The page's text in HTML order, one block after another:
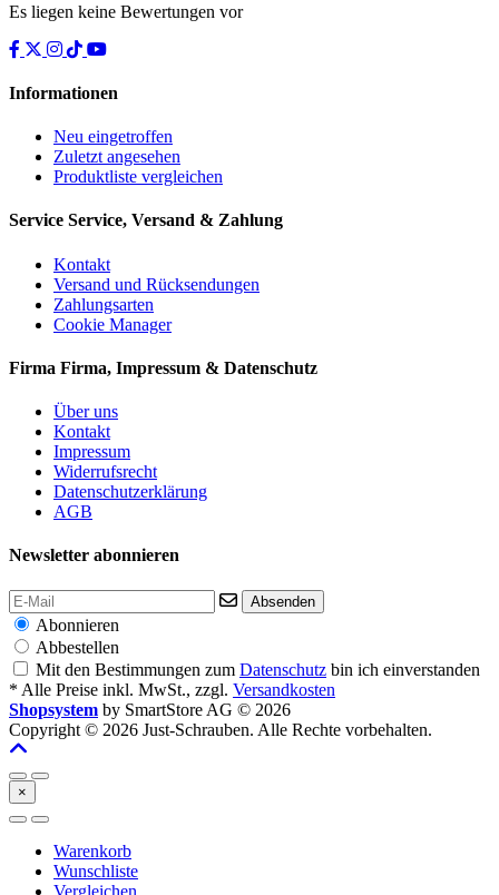
Es liegen keine Bewertungen vor
Informationen
Neu eingetroffen
Zuletzt angesehen
Produktliste vergleichen
Service Service, Versand & Zahlung
Kontakt
Versand und Rücksendungen
Zahlungsarten
Cookie Manager
Firma Firma, Impressum & Datenschutz
Über uns
Kontakt
Impressum
Widerrufsrecht
Datenschutzerklärung
AGB
Newsletter abonnieren
Absenden
Abonnieren
Abbestellen
Mit den Bestimmungen zum Datenschutz bin ich einverstanden
* Alle Preise inkl. MwSt., zzgl. Versandkosten
Shopsystem by SmartStore AG © 2026
Copyright © 2026 Just-Schrauben. Alle Rechte vorbehalten.
×
Warenkorb
Wunschliste
Vergleichen